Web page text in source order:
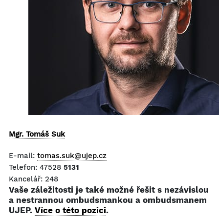
Mgr. Tomáš Suk
E-mail: tomas.suk@ujep.cz
Telefon: 47528 5131
Kancelář: 248
Vaše záležitosti je také možné řešit s nezávislou
a nestrannou ombudsmankou a ombudsmanem
UJEP. Více o této pozici.